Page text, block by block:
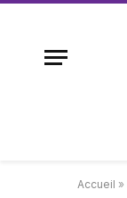
Accueil »